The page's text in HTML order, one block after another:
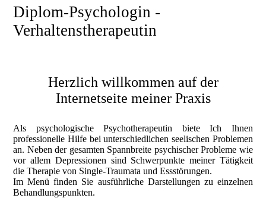
Diplom-Psychologin -
Verhaltenstherapeutin
Herzlich willkommen auf der
Internetseite meiner Praxis
Als psychologische Psychotherapeutin biete Ich Ihnen
professionelle Hilfe bei unterschiedlichen seelischen Problemen
an. Neben der gesamten Spannbreite psychischer Probleme wie
vor allem Depressionen sind Schwerpunkte meiner Tätigkeit
die Therapie von Single-Traumata und Essstörungen.
Im Menü finden Sie ausführliche Darstellungen zu einzelnen
Behandlungspunkten.